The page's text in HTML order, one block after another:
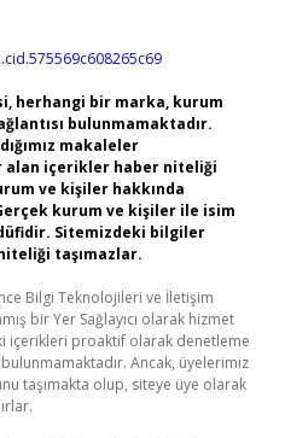
herhangi bir marka, kurum
bulunmamaktadır.
makaleler
alan içerikler haber niteliği
ve kişiler hakkında
kurum ve kişiler ile isim
Sitemizdeki bilgiler
taşımazlar.
Bilgi Teknolojileri ve İletişim
bir Yer Sağlayıcı olarak hizmet
içerikleri proaktif olarak denetleme
Ancak, üyelerimiz
taşımakta olup, siteye üye olarak